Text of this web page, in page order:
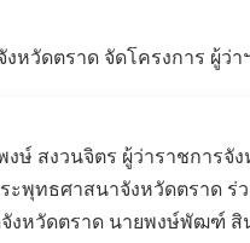
ษ์ สงวนจิตร ผู้ว่าราชการจั
ะพุทธศาสนาจังหวัดตราด
งหวัดตราด นายพงษ์พัฒฑ์ สิน